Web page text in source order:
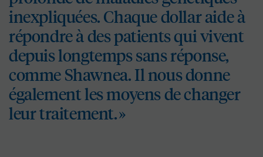
inexpliquées. Chaque dollar aide à
répondre à des patients qui vivent
depuis longtemps sans réponse,
comme Shawnea. Il nous donne
également les moyens de changer
leur traitement. »